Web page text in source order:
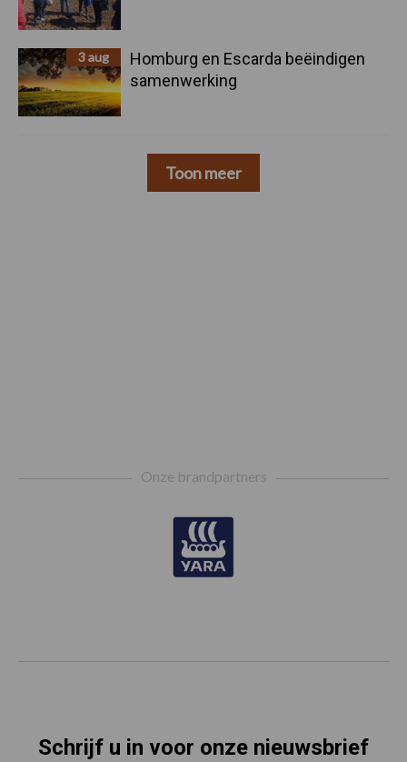
3 aug
Homburg en Escarda beëindigen
samenwerking
Toon meer
Onze brandpartners
Schrijf u in voor onze nieuwsbrief